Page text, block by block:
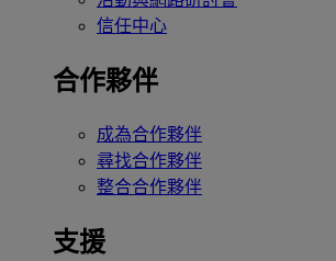
信任中心
合作夥伴
成為合作夥伴
尋找合作夥伴
整合合作夥伴
支援